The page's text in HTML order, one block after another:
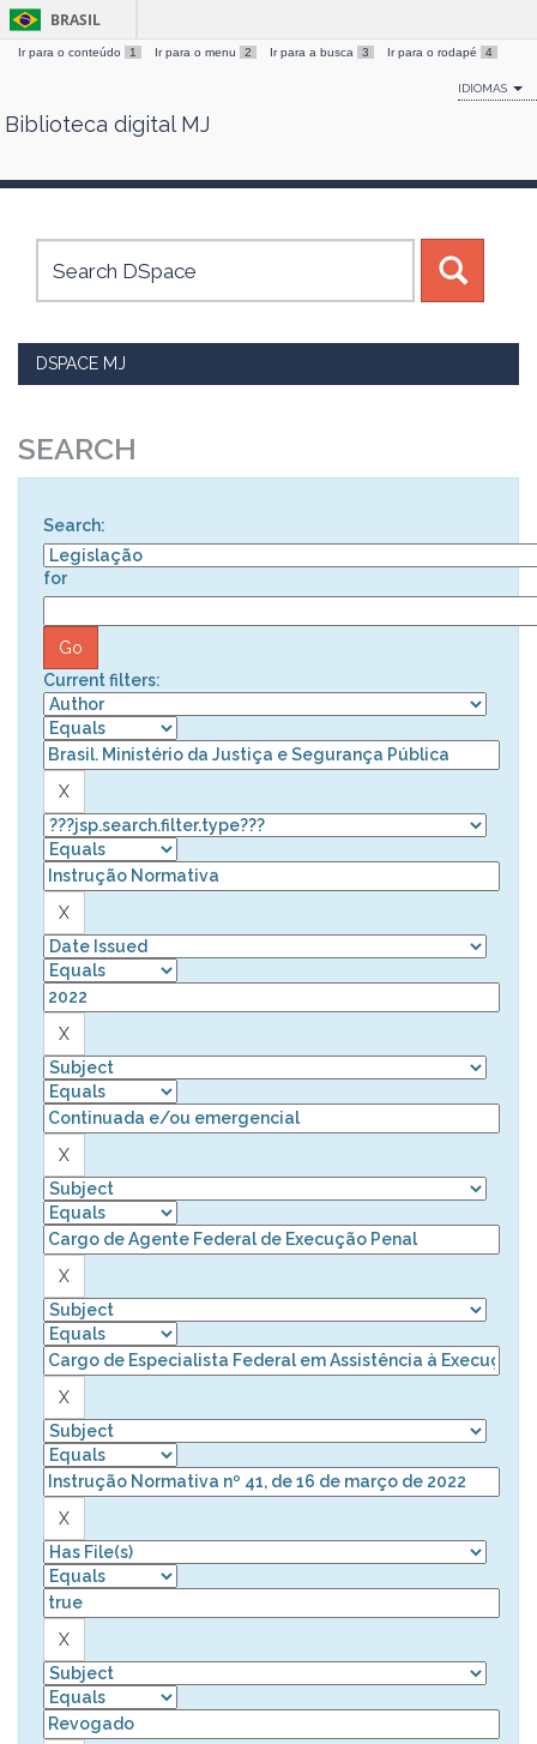
Skip
BRASIL
Ir para o conteúdo 1 Ir para o menu 2 Ir para a busca 3 Ir para o rodapé 4
IDIOMAS
Biblioteca digital MJ
DSPACE MJ
SEARCH
Search:
for
Current filters: